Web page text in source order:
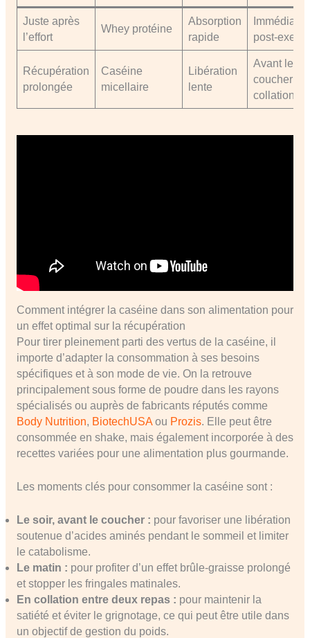
Juste après
l’effort
Whey protéine
Absorption
rapide
post-
Récupération
prolongée
Caséine
micellaire
Libération
lente
Avant le
coucher ou
collation
Comment intégrer la caséine dans son alimentation pour
un effet optimal sur la récupération
Pour tirer pleinement parti des vertus de la caséine, il
importe d’adapter la consommation à ses besoins
spécifiques et à son mode de vie. On la retrouve
principalement sous forme de poudre dans les rayons
spécialisés ou auprès de fabricants réputés comme
Body Nutrition, BiotechUSAou Prozis. Elle peut être
consommée en shake, mais également incorporée à des
recettes variées pour une alimentation plus gourmande.
Les moments clés pour consommer la caséine sont :
Le soir, avant le coucher : pour favoriser une libération
soutenue d’acides aminés pendant le sommeil et limiter
le catabolisme.
Le matin : pour profiter d’un effet brûle-graisse prolongé
et stopper les fringales matinales.
En collation entre deux repas : pour maintenir la
satiété et éviter le grignotage, ce qui peut être utile dans
un objectif de gestion du poids.